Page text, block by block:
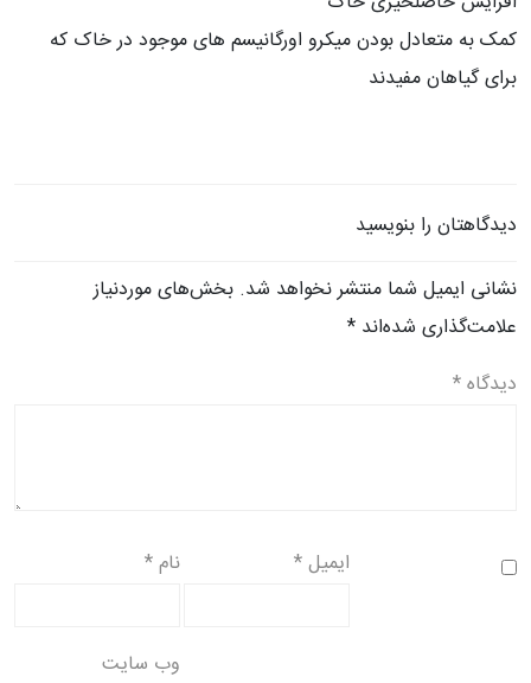
کمک به متعادل بودن میکرو اورگانیسم های موجود در خاک که
برای گیاهان مفیدند
دیدگاهتان را بنویسید
نشانی ایمیل شما منتشر نخواهد شد. بخش‌های موردنیاز
علامت‌گذاری شده‌اند *
دیدگاه*
نام* ایمیل*
وب‌ سایت